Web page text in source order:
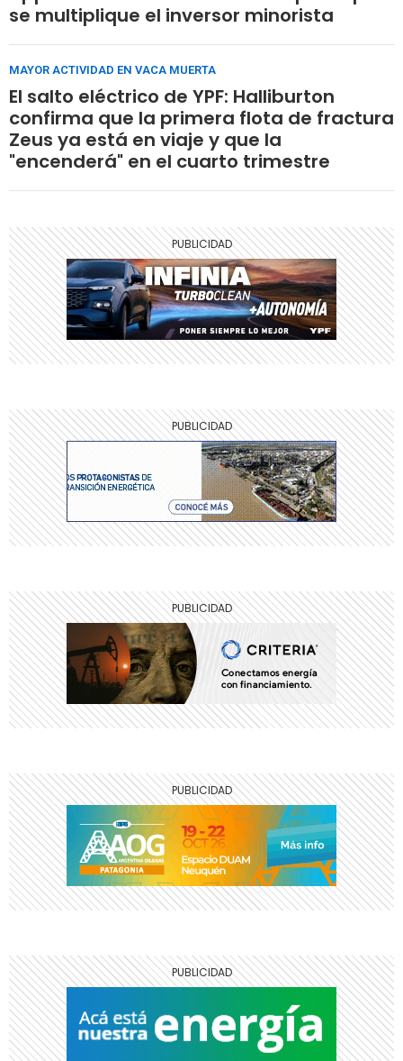
se multiplique el inversor minorista
MAYOR ACTIVIDAD EN VACA MUERTA
El salto eléctrico de YPF: Halliburton
confirma que la primera flota de fractura
Zeus ya está en viaje y que la
"encenderá" en el cuarto trimestre